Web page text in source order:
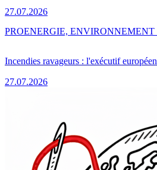
27.07.2026
Incendies ravageurs : l'exécutif
27.07.2026
PROENERGIE, ENVIRONNEMENT